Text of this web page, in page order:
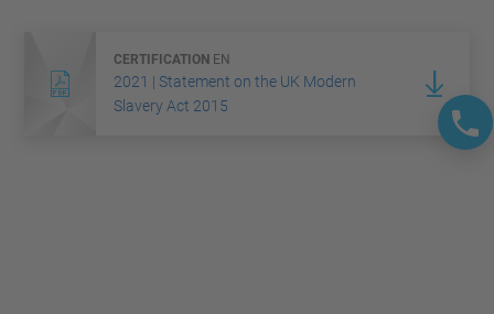
CERTIFICATION EN
2021 | Statement on the UK Modern
Slavery Act 2015